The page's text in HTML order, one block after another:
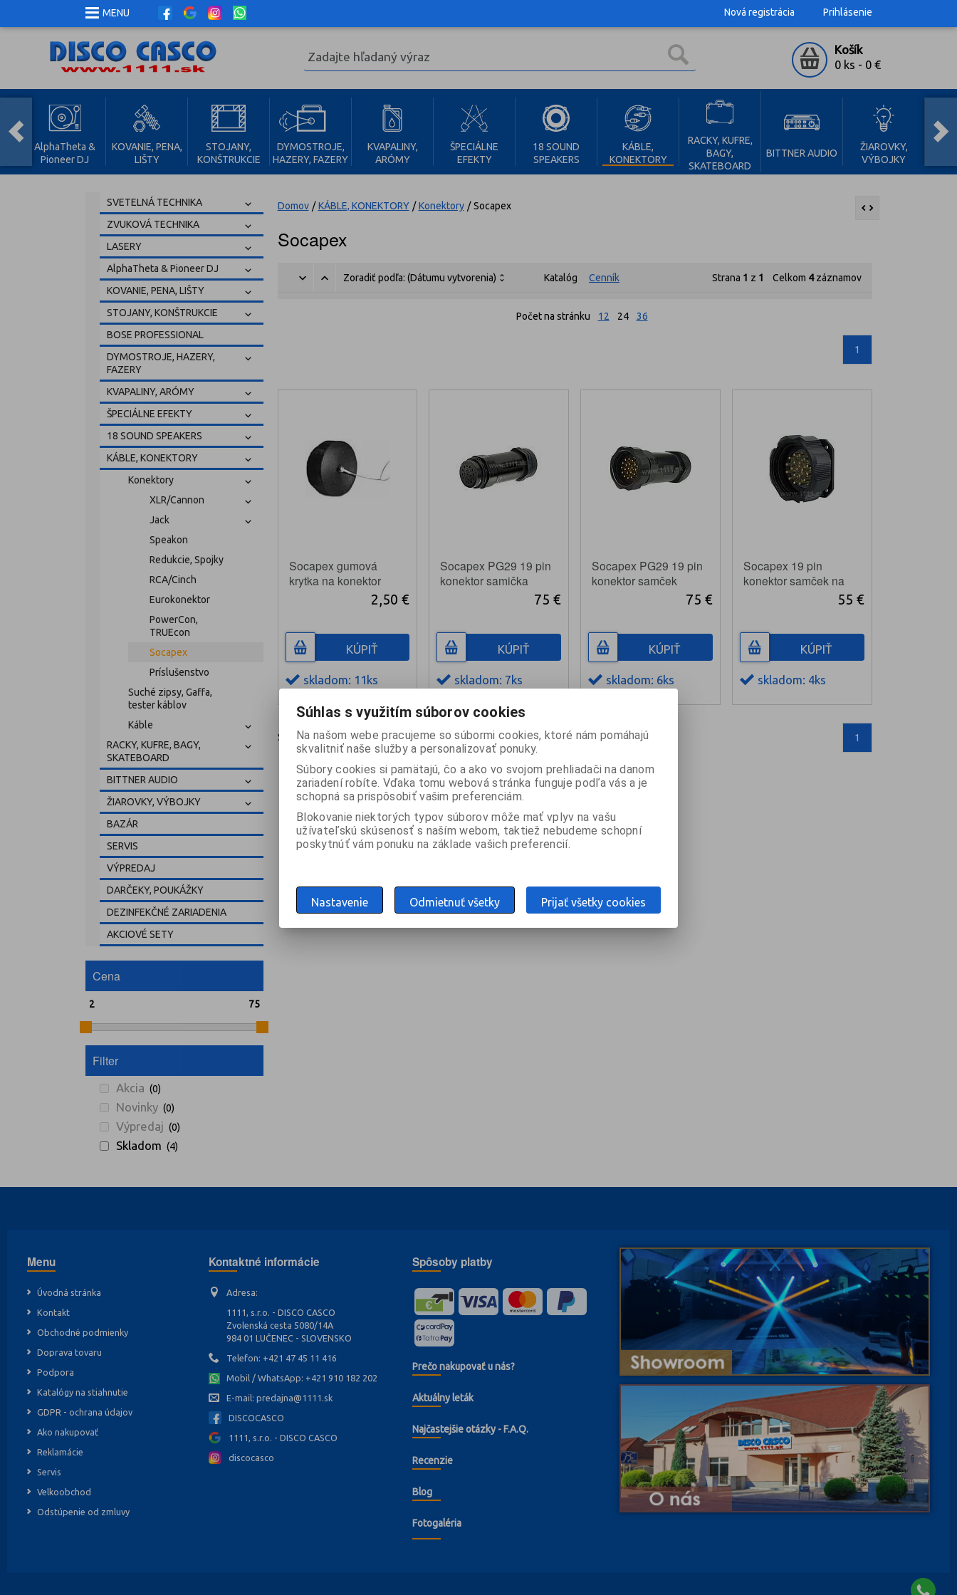
MENU Nová registrácia Prihlásenie
Košík
0 ks - 0 €
AlphaTheta &
Pioneer DJ
KOVANIE, PENA,
LIŠTY
STOJANY,
KONŠTRUKCIE
DYMOSTROJE,
HAZERY, FAZERY
KVAPALINY,
ARÓMY
ŠPECIÁLNE
EFEKTY
18 SOUND
SPEAKERS
KÁBLE,
KONEKTORY
RACKY, KUFRE,
BAGY,
SKATEBOARD
BITTNER AUDIO
ŽIAROVKY,
VÝBOJKY
SVETELNÁ TECHNIKA
ZVUKOVÁ TECHNIKA
LASERY
AlphaTheta & Pioneer DJ
KOVANIE, PENA, LIŠTY
STOJANY, KONŠTRUKCIE
BOSE PROFESSIONAL
DYMOSTROJE, HAZERY,
FAZERY
KVAPALINY, ARÓMY
ŠPECIÁLNE EFEKTY
18 SOUND SPEAKERS
KÁBLE, KONEKTORY
Konektory
XLR/Cannon
Jack
Speakon
Redukcie, Spojky
RCA/Cinch
Eurokonektor
PowerCon,
TRUEcon
Socapex
Príslušenstvo
Suché zipsy, Gaffa,
tester káblov
Káble
RACKY, KUFRE, BAGY,
SKATEBOARD
BITTNER AUDIO
ŽIAROVKY, VÝBOJKY
BAZÁR
SERVIS
VÝPREDAJ
DARČEKY, POUKÁŽKY
DEZINFEKČNÉ ZARIADENIA
AKCIOVÉ SETY
Cena
Filter
Akcia (0)
Novinky (0)
Výpredaj (0)
Skladom (4)
Domov / KÁBLE, KONEKTORY / Konektory / Socapex
Socapex
Zoradiť podľa: (Dátumu vytvorenia) Katalóg Cenník Strana 1 z 1 Celkom 4záznamov
Počet na stránku 12 24 36
1
Socapex gumová
krytka na konektor
2,50 €
KÚPIŤ
skladom: 11ks
Socapex PG29 19 pin
konektor samička
75 €
KÚPIŤ
skladom: 7ks
Socapex PG29 19 pin
konektor samček
75 €
KÚPIŤ
skladom: 6ks
Socapex 19 pin
konektor samček na
55 €
KÚPIŤ
skladom: 4ks
Strana1z1Celkom4 záznamov 1
Menu
Úvodná stránka
Kontakt
Obchodné podmienky
Doprava tovaru
Podpora
Katalógy na stiahnutie
GDPR - ochrana údajov
Ako nakupovať
Reklamácie
Servis
Velkoobchod
Odstúpenie od zmluvy
Kontaktné informácie
Adresa:
1111, s.r.o. - DISCO CASCO
Zvolenská cesta 5080/14A
984 01 LUČENEC - SLOVENSKO
Telefon: +421 47 45 11 416
Mobil / WhatsApp: +421 910 182 202
E-mail:predajna@1111.sk
DISCOCASCO
1111, s.r.o. - DISCO CASCO
discocasco
Spôsoby platby
Prečo nakupovať u nás?
Aktuálny leták
Najčastejšie otázky - F.A.Q.
Recenzie
Blog
Fotogaléria
Súhlas s využitím súborov cookies
Na našom webe pracujeme so súbormi cookies, ktoré nám pomáhajú
skvalitniť naše služby a personalizovať ponuky.
Súbory cookies si pamätajú, čo a ako vo svojom prehliadači na danom
zariadení robíte. Vďaka tomu webová stránka funguje podľa vás a je
schopná sa prispôsobiť vašim preferenciám.
Blokovanie niektorých typov súborov môže mať vplyv na vašu
užívateľskú skúsenosť s naším webom, taktiež nebudeme schopní
poskytnúť vám ponuku na základe vašich preferencií.
Nastavenie Odmietnuť všetky Prijať všetky cookies